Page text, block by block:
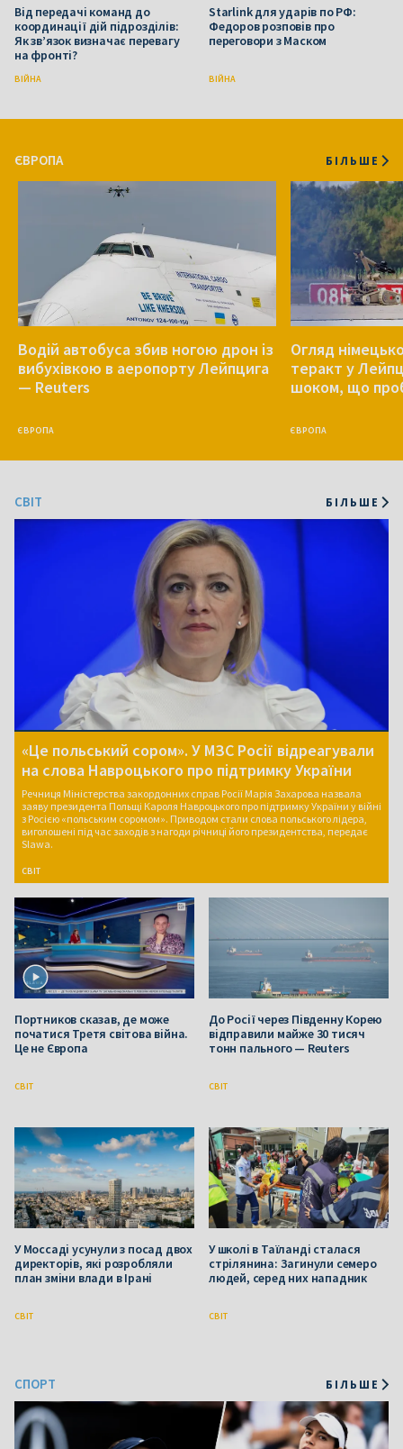
Від передачі команд до
координації дій підрозділів:
Як зв’язок визначає перевагу
на фронті?
ВІЙНА
Starlink для ударів по РФ:
Федоров розповів про
переговори з Маском
ВІЙНА
ЄВРОПА БІЛЬШЕ
Водій автобуса збив ногою дрон із
вибухівкою в аеропорту Лейпцига
— Reuters
ЄВРОПА
Огляд
теракт у
шоком, що
ЄВРОПА
CВІТ БІЛЬШЕ
«Це польський сором». У МЗС Росії відреагували
на слова Навроцького про підтримку України
Речниця Міністерства закордонних справ Росії Марія Захарова назвала
заяву президента Польщі Кароля Навроцького про підтримку України у війні
з Росією «польським соромом». Приводом стали слова польського лідера,
виголошені під час заходів з нагоди річниці його президентства, передає
Slawa.
СВІТ
Портников сказав, де може
початися Третя світова війна.
Це не Європа
СВІТ
До Росії через Південну Корею
відправили майже 30 тисяч
тонн пального — Reuters
СВІТ
У Моссаді усунули з посад двох
директорів, які розробляли
план зміни влади в Ірані
СВІТ
У школі в Таїланді сталася
стрілянина: Загинули семеро
людей, серед них нападник
СВІТ
СПОРТ БІЛЬШЕ